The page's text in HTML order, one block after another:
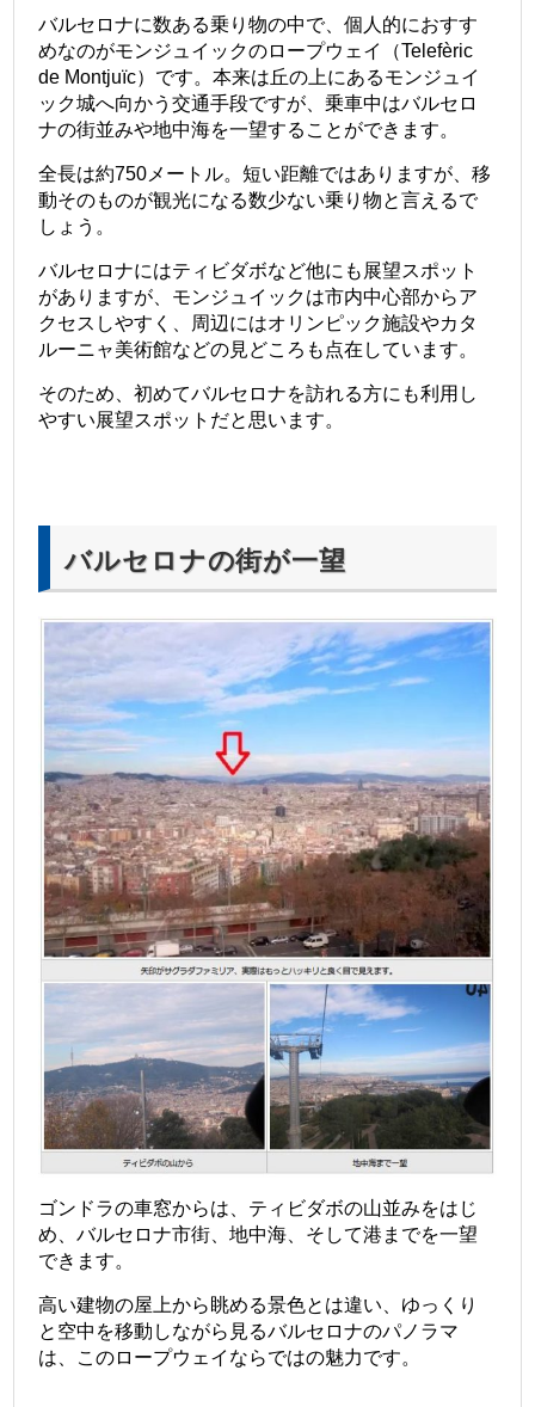
バルセロナに数ある乗り物の中で、個人的におすす
めなのがモンジュイックのロープウェイ（Telefèric
de Montjuïc）です。本来は丘の上にあるモンジュイ
ック城へ向かう交通手段ですが、乗車中はバルセロ
ナの街並みや地中海を一望することができます。
全長は約750メートル。短い距離ではありますが、移
動そのものが観光になる数少ない乗り物と言えるで
しょう。
バルセロナにはティビダボなど他にも展望スポット
がありますが、モンジュイックは市内中心部からア
クセスしやすく、周辺にはオリンピック施設やカタ
ルーニャ美術館などの見どころも点在しています。
そのため、初めてバルセロナを訪れる方にも利用し
やすい展望スポットだと思います。
バルセロナの街が一望
ゴンドラの車窓からは、ティビダボの山並みをはじ
め、バルセロナ市街、地中海、そして港までを一望
できます。
高い建物の屋上から眺める景色とは違い、ゆっくり
と空中を移動しながら見るバルセロナのパノラマ
は、このロープウェイならではの魅力です。